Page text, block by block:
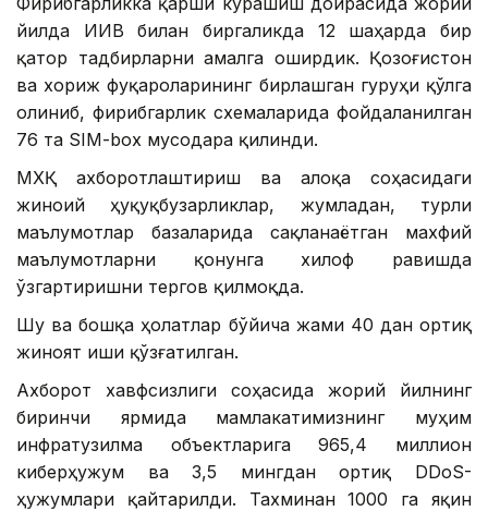
йилда ИИВ билан биргаликда 12 шаҳарда бир
қатор тадбирларни амалга оширдик. Қозоғистон
ва хориж фуқароларининг бирлашган гуруҳи қўлга
олиниб, фирибгарлик схемаларида фойдаланилган
76 та SIM-box мусодара қилинди.
МХҚ ахборотлаштириш ва алоқа соҳасидаги
жиноий ҳуқуқбузарликлар, жумладан, турли
маълумотлар базаларида сақланаётган махфий
маълумотларни қонунга хилоф равишда
ўзгартиришни тергов қилмоқда.
Шу ва бошқа ҳолатлар бўйича жами 40 дан ортиқ
жиноят иши қўзғатилган.
Ахборот хавфсизлиги соҳасида жорий йилнинг
биринчи ярмида мамлакатимизнинг муҳим
инфратузилма объектларига 965,4 миллион
киберҳужум ва 3,5 мингдан ортиқ DDoS-
ҳужумлари қайтарилди. Тахминан 1000 га яқин